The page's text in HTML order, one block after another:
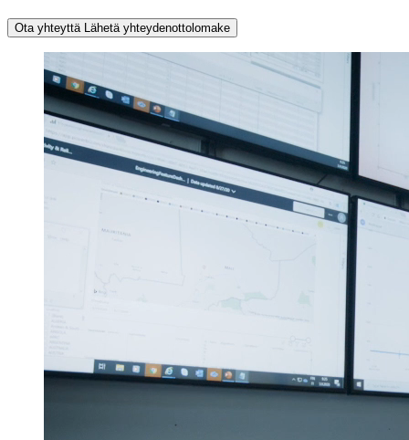
Ota yhteyttä Lähetä yhteydenottolomake